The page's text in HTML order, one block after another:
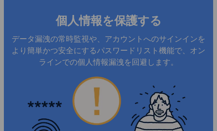
個人情報を保護する
データ漏洩の常時監視や、アカウントへのサインインを
より簡単かつ安全にするパスワードリスト機能で、オン
ラインでの個人情報漏洩を回避します。